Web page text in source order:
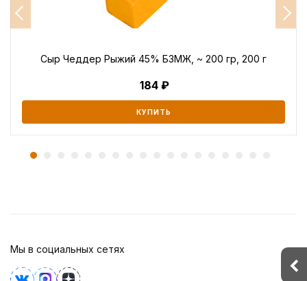
Сыр Чеддер Рыжий 45% БЗМЖ, ~ 200 гр, 200 г
184
КУПИТЬ
Мы в социальных сетях